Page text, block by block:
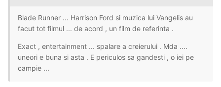
Blade Runner ... Harrison Ford si muzica lui Vangelis au
facut tot filmul ... de acord , un film de referinta .
Exact , entertainment ... spalare a creierului . Mda ....
uneori e buna si asta . E periculos sa gandesti , o iei pe
campie ...